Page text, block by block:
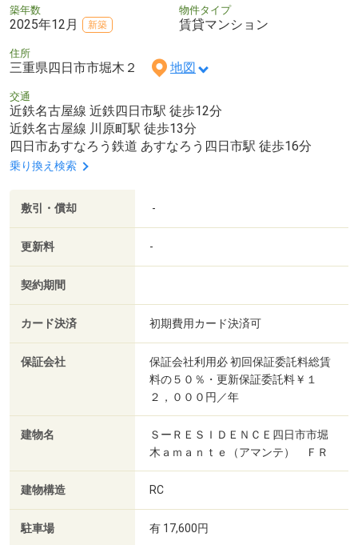
築年数
2025年12月 新築
物件タイプ
賃貸マンション
住所
三重県四日市市堀木２ 地図
交通
近鉄名古屋線 近鉄四日市駅 徒歩12分
近鉄名古屋線 川原町駅 徒歩13分
四日市あすなろう鉄道 あすなろう四日市駅 徒歩16分
乗り換え検索
敷引・償却 -
更新料 -
契約期間
カード決済 初期費用カード決済可
保証会社
保証会社利用必 初回保証委託料総賃
料の５０％・更新保証委託料￥１
２，０００円／年
建物名
ＳーＲＥＳＩＤＥＮＣＥ四日市市堀
木ａｍａｎｔｅ（アマンテ） ＦＲ
建物構造 RC
駐車場 有 17,600円